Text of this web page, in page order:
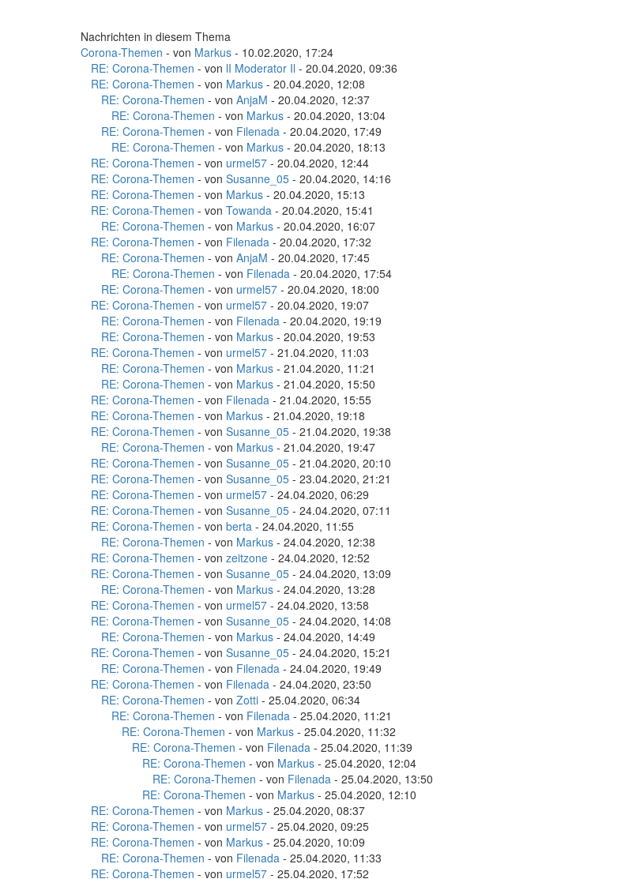
Nachrichten in diesem Thema
Corona-Themen - von Markus - 10.02.2020, 17:24
RE: Corona-Themen - von lI Moderator Il - 20.04.2020, 09:36
RE: Corona-Themen - von Markus - 20.04.2020, 12:08
RE: Corona-Themen - von AnjaM - 20.04.2020, 12:37
RE: Corona-Themen - von Markus - 20.04.2020, 13:04
RE: Corona-Themen - von Filenada - 20.04.2020, 17:49
RE: Corona-Themen - von Markus - 20.04.2020, 18:13
RE: Corona-Themen - von urmel57 - 20.04.2020, 12:44
RE: Corona-Themen - von Susanne_05 - 20.04.2020, 14:16
RE: Corona-Themen - von Markus - 20.04.2020, 15:13
RE: Corona-Themen - von Towanda - 20.04.2020, 15:41
RE: Corona-Themen - von Markus - 20.04.2020, 16:07
RE: Corona-Themen - von Filenada - 20.04.2020, 17:32
RE: Corona-Themen - von AnjaM - 20.04.2020, 17:45
RE: Corona-Themen - von Filenada - 20.04.2020, 17:54
RE: Corona-Themen - von urmel57 - 20.04.2020, 18:00
RE: Corona-Themen - von urmel57 - 20.04.2020, 19:07
RE: Corona-Themen - von Filenada - 20.04.2020, 19:19
RE: Corona-Themen - von Markus - 20.04.2020, 19:53
RE: Corona-Themen - von urmel57 - 21.04.2020, 11:03
RE: Corona-Themen - von Markus - 21.04.2020, 11:21
RE: Corona-Themen - von Markus - 21.04.2020, 15:50
RE: Corona-Themen - von Filenada - 21.04.2020, 15:55
RE: Corona-Themen - von Markus - 21.04.2020, 19:18
RE: Corona-Themen - von Susanne_05 - 21.04.2020, 19:38
RE: Corona-Themen - von Markus - 21.04.2020, 19:47
RE: Corona-Themen - von Susanne_05 - 21.04.2020, 20:10
RE: Corona-Themen - von Susanne_05 - 23.04.2020, 21:21
RE: Corona-Themen - von urmel57 - 24.04.2020, 06:29
RE: Corona-Themen - von Susanne_05 - 24.04.2020, 07:11
RE: Corona-Themen - von berta - 24.04.2020, 11:55
RE: Corona-Themen - von Markus - 24.04.2020, 12:38
RE: Corona-Themen - von zeitzone - 24.04.2020, 12:52
RE: Corona-Themen - von Susanne_05 - 24.04.2020, 13:09
RE: Corona-Themen - von Markus - 24.04.2020, 13:28
RE: Corona-Themen - von urmel57 - 24.04.2020, 13:58
RE: Corona-Themen - von Susanne_05 - 24.04.2020, 14:08
RE: Corona-Themen - von Markus - 24.04.2020, 14:49
RE: Corona-Themen - von Susanne_05 - 24.04.2020, 15:21
RE: Corona-Themen - von Filenada - 24.04.2020, 19:49
RE: Corona-Themen - von Filenada - 24.04.2020, 23:50
RE: Corona-Themen - von Zotti - 25.04.2020, 06:34
RE: Corona-Themen - von Filenada - 25.04.2020, 11:21
RE: Corona-Themen - von Markus - 25.04.2020, 11:32
RE: Corona-Themen - von Filenada - 25.04.2020, 11:39
RE: Corona-Themen - von Markus - 25.04.2020, 12:04
RE: Corona-Themen - von Filenada - 25.04.2020, 13:50
RE: Corona-Themen - von Markus - 25.04.2020, 12:10
RE: Corona-Themen - von Markus - 25.04.2020, 08:37
RE: Corona-Themen - von urmel57 - 25.04.2020, 09:25
RE: Corona-Themen - von Markus - 25.04.2020, 10:09
RE: Corona-Themen - von Filenada - 25.04.2020, 11:33
RE: Corona-Themen - von urmel57 - 25.04.2020, 17:52